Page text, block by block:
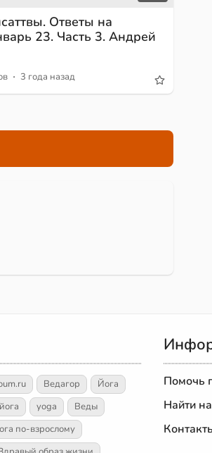
Ответы на
23. Часть 3. Андрей
· 3 года назад
Ведагор
Йога
йога yoga
Веды
по-взрослому
Помочь
Найти